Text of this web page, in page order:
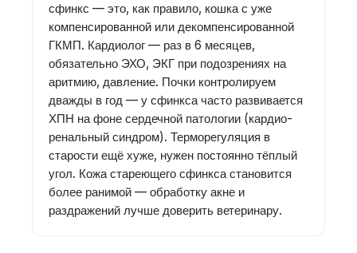
сфинкс — это, как правило, кошка с уже
компенсированной или декомпенсированной
ГКМП. Кардиолог — раз в 6 месяцев,
обязательно ЭХО, ЭКГ при подозрениях на
аритмию, давление. Почки контролируем
дважды в год — у сфинкса часто развивается
ХПН на фоне сердечной патологии (кардио-
ренальный синдром). Терморегуляция в
старости ещё хуже, нужен постоянно тёплый
угол. Кожа стареющего сфинкса становится
более ранимой — обработку акне и
раздражений лучше доверить ветеринару.